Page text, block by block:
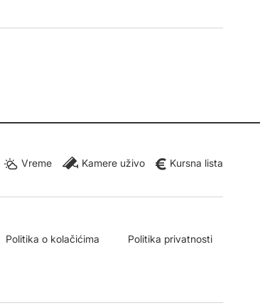
Vreme Kamere uživo Kursna lista
Politika o kolačićima Politika privatnosti